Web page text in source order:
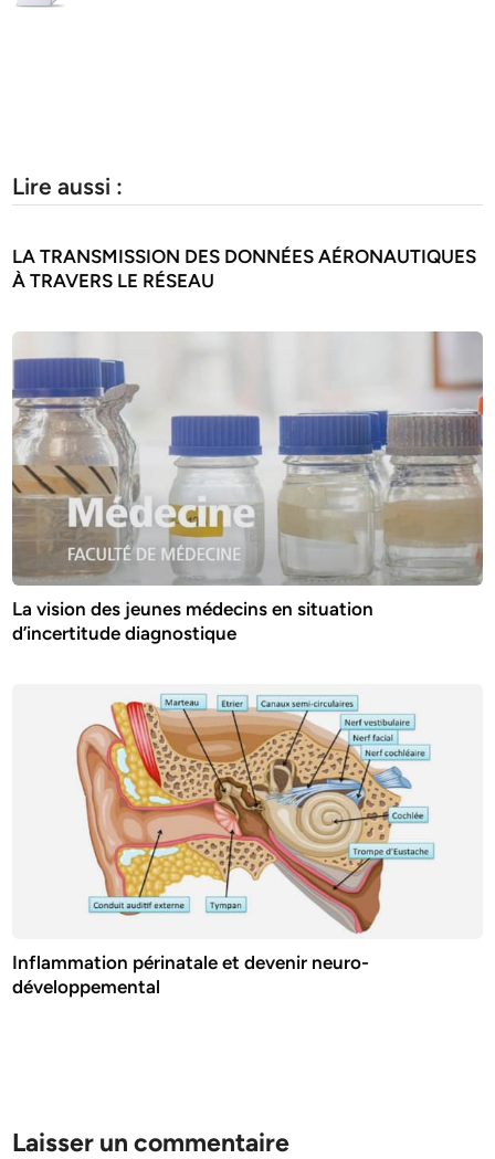
Lire aussi :
LA TRANSMISSION DES DONNÉES AÉRONAUTIQUES
À TRAVERS LE RÉSEAU
La vision des jeunes médecins en situation
d’incertitude diagnostique
Inflammation périnatale et devenir neuro-
développemental
Laisser un commentaire